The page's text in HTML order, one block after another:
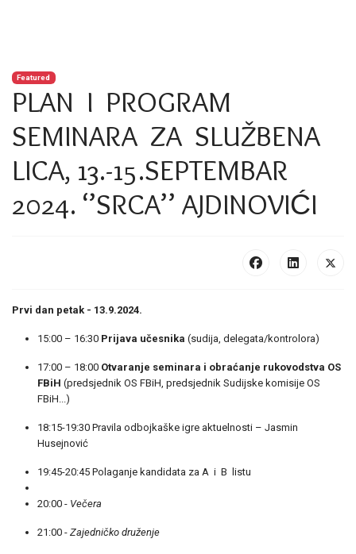
Featured
PLAN I PROGRAM
SEMINARA ZA SLUŽBENA
LICA, 13.-15.SEPTEMBAR
2024. ‘’SRCA’’ AJDINOVIĆI
Prvi dan petak - 13.9.2024.
15:00 – 16:30 Prijava učesnika (sudija, delegata/kontrolora)
17:00 – 18:00 Otvaranje seminara i obraćanje rukovodstva OS
FBiH (predsjednik OS FBiH, predsjednik Sudijske komisije OS
FBiH...)
18:15-19:30 Pravila odbojkaške igre aktuelnosti – Jasmin
Husejnović
19:45-20:45 Polaganje kandidata za A i B listu
20:00 - Večera
21:00 - Zajedničko druženje